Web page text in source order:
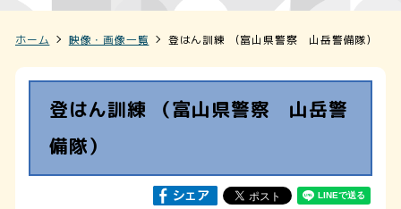
ホーム 映像・画像一覧 登はん訓練 （富山県警察 山岳警備隊）
登はん訓練 （富山県警察 山岳警
備隊）